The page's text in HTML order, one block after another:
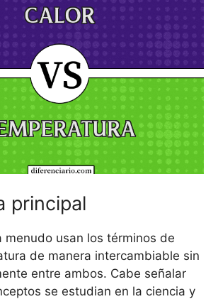
principal
menudo usan los términos de
de manera intercambiable sin
entre ambos. Cabe señalar
se estudian en la ciencia y